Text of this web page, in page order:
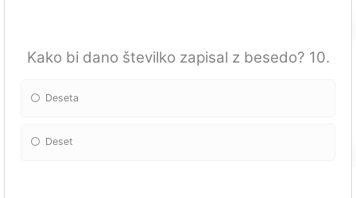
Kako bi dano številko zapisal z besedo? 10.
Deseta
Deset